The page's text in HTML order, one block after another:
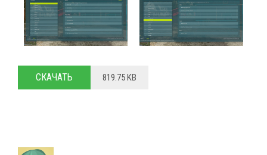
СКАЧАТЬ 819.75 KB